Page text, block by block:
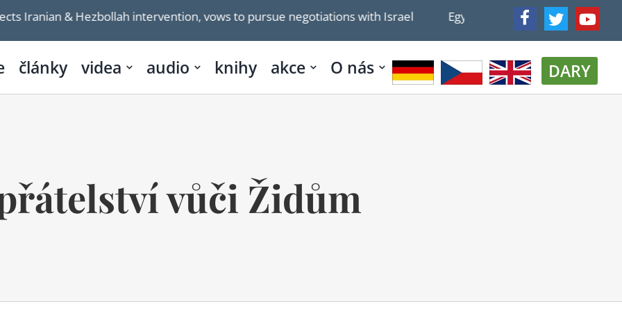
Hezbollah intervention, vows to pursue negotiations with Israel Egypt continues to discriminate against
články videa audio knihy akce O nás DARY
vůči Židům